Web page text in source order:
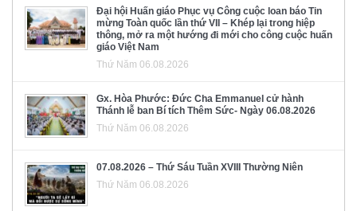
Đại hội Huấn giáo Phục vụ Công cuộc loan báo Tin
mừng Toàn quốc lần thứ VII – Khép lại trong hiệp
thông, mở ra một hướng đi mới cho công cuộc huấn
giáo Việt Nam
Thứ Năm 06.08.2026
Gx. Hòa Phước: Đức Cha Emmanuel cử hành
Thánh lễ ban Bí tích Thêm Sức- Ngày 06.08.2026
Thứ Năm 06.08.2026
07.08.2026 – Thứ Sáu Tuần XVIII Thường Niên
Thứ Năm 06.08.2026